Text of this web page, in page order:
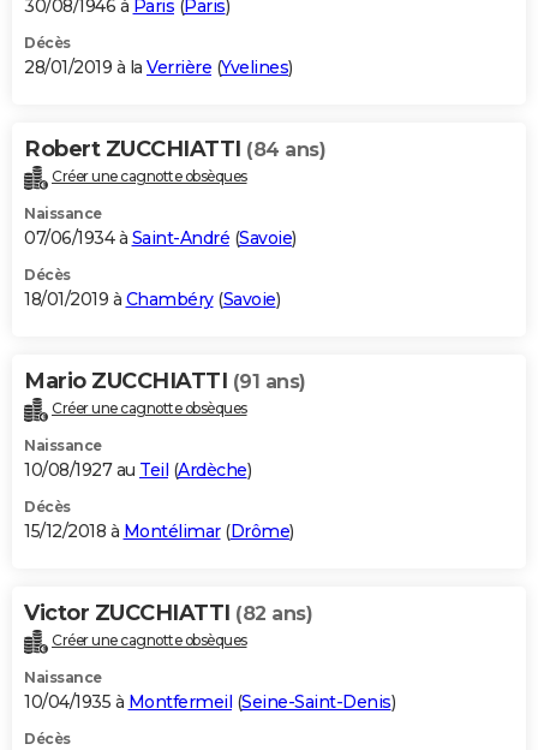
30/08/1946 à Paris (Paris)
Décès
28/01/2019 à la Verrière (Yvelines)
Robert ZUCCHIATTI (84 ans)
Créer une cagnotte obsèques
Naissance
07/06/1934 à Saint-André (Savoie)
Décès
18/01/2019 à Chambéry(Savoie)
Mario ZUCCHIATTI (91 ans)
Créer une cagnotte obsèques
Naissance
10/08/1927 au Teil (Ardèche)
Décès
15/12/2018 à Montélimar(Drôme)
Victor ZUCCHIATTI (82 ans)
Créer une cagnotte obsèques
Naissance
10/04/1935 à Montfermeil (Seine-Saint-Denis)
Décès